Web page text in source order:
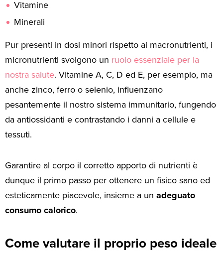
Vitamine
Minerali
Pur presenti in dosi minori rispetto ai macronutrienti, i
micronutrienti svolgono un ruolo essenziale per la
nostra salute. Vitamine A, C, D ed E, per esempio, ma
anche zinco, ferro o selenio, influenzano
pesantemente il nostro sistema immunitario, fungendo
da antiossidanti e contrastando i danni a cellule e
tessuti.
Garantire al corpo il corretto apporto di nutrienti è
dunque il primo passo per ottenere un fisico sano ed
esteticamente piacevole, insieme a un adeguato
consumo calorico.
Come valutare il proprio peso ideale